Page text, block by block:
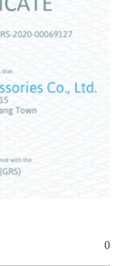
0